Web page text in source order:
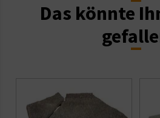
Das könnte